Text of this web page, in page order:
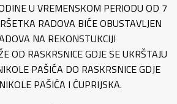
U VREMENSKOM PERIODU OD 7
RADOVA BIĆE OBUSTAVLJEN
NA REKONSTUKCIJI
OD RASKRSNICE GDJE SE UKRŠTAJU
PAŠIĆA DO RASKRSNICE GDJE
PAŠIĆA I ĆUPRIJSKA.